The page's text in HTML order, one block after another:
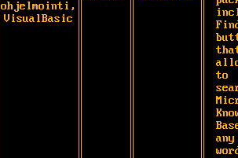
ohjelmointi,
VisualBasic
to
any